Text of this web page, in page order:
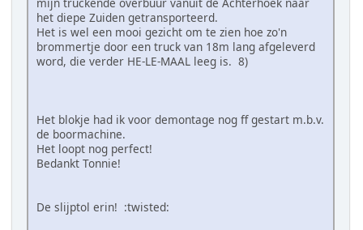
het diepe Zuiden getransporteerd.
Het is wel een mooi gezicht om te zien hoe zo'n
brommertje door een truck van 18m lang afgeleverd
word, die verder HE-LE-MAAL leeg is. 8)
Het blokje had ik voor demontage nog ff gestart m.b.v.
de boormachine.
Het loopt nog perfect!
Bedankt Tonnie!
De slijptol erin! :twisted: